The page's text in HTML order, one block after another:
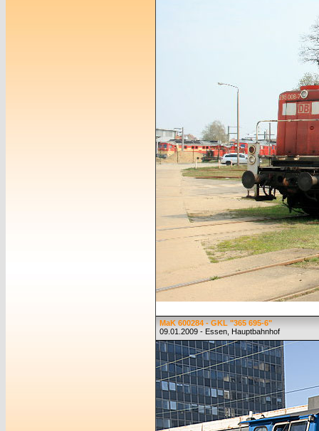
MaK 600284 - GKL "365 695-6"
09.01.2009 - Essen, Hauptbahnhof